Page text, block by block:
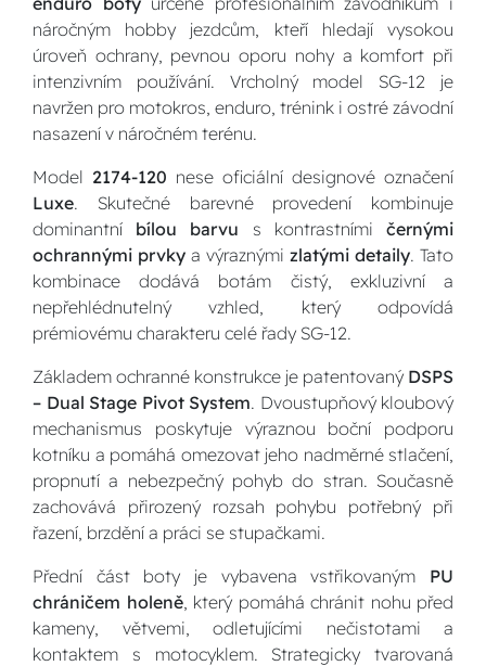
náročným hobby jezdcům, kteří hledají vysokou
úroveň ochrany, pevnou oporu nohy a komfort při
intenzivním používání. Vrcholný model SG-12 je
navržen pro motokros, enduro, trénink i ostré závodní
nasazení v náročném terénu.
Model 2174-120 nese oficiální designové označení
Luxe. Skutečné barevné provedení kombinuje
dominantní bílou barvu s kontrastnímičernými
ochrannými prvky a výraznými zlatými detaily. Tato
kombinace dodává botám čistý, exkluzivní a
nepřehlédnutelný vzhled, který odpovídá
prémiovému charakteru celé řady SG-12.
Základem ochranné konstrukce je patentovaný DSPS
– Dual Stage Pivot System. Dvoustupňový kloubový
mechanismus poskytuje výraznou boční podporu
kotníku a pomáhá omezovat jeho nadměrné stlačení,
propnutí a nebezpečný pohyb do stran. Současně
zachovává přirozený rozsah pohybu potřebný při
řazení, brzdění a práci se stupačkami.
Přední část boty je vybavena vstřikovaným PU
chráničem holeně, který pomáhá chránit nohu před
kameny, větvemi, odletujícími nečistotami a
kontaktem s motocyklem. Strategicky tvarovaná